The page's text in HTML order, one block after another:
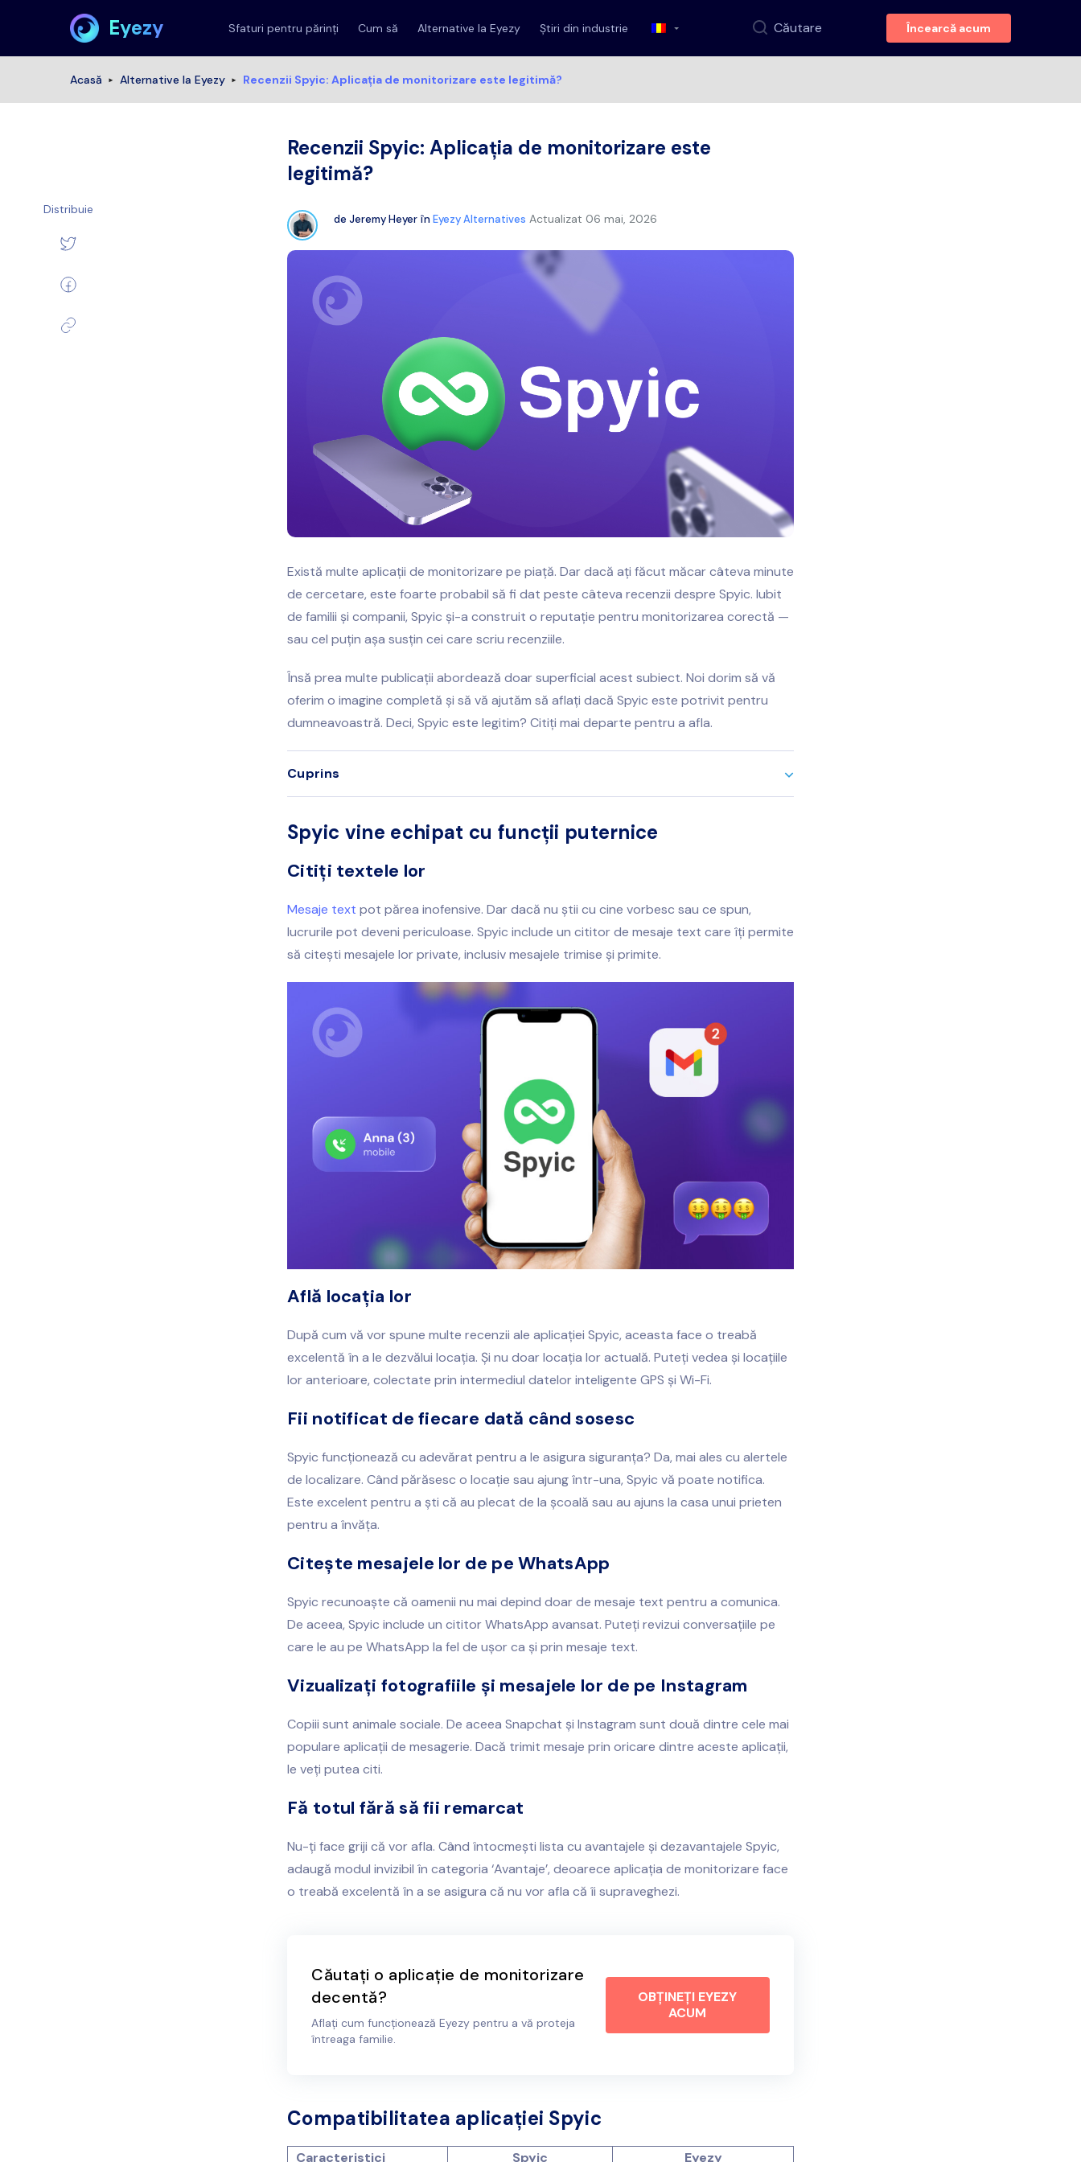
Eyezy Sfaturi pentru părinți Cum să Alternative la Eyezy Știri din industrie Căutare Încearcă acum
Acasă Alternative la Eyezy Recenzii Spyic: Aplicația de monitorizare este legitimă?
Recenzii Spyic: Aplicația de monitorizare este
legitimă?
de Jeremy Heyer în Eyezy Alternatives Actualizat 06 mai, 2026
Există multe aplicații de monitorizare pe piață. Dar dacă ați făcut măcar câteva minute
de cercetare, este foarte probabil să fi dat peste câteva recenzii despre Spyic. Iubit
de familii și companii, Spyic și-a construit o reputație pentru monitorizarea corectă —
sau cel puțin așa susțin cei care scriu recenziile.
Însă prea multe publicații abordează doar superficial acest subiect. Noi dorim să vă
oferim o imagine completă și să vă ajutăm să aflați dacă Spyic este potrivit pentru
dumneavoastră. Deci, Spyic este legitim? Citiți mai departe pentru a afla.
Cuprins
Spyic vine echipat cu funcții puternice
Citiți textele lor
Mesaje text pot părea inofensive. Dar dacă nu știi cu cine vorbesc sau ce spun,
lucrurile pot deveni periculoase. Spyic include un cititor de mesaje text care îți permite
să citești mesajele lor private, inclusiv mesajele trimise și primite.
Află locația lor
După cum vă vor spune multe recenzii ale aplicației Spyic, aceasta face o treabă
excelentă în a le dezvălui locația. Și nu doar locația lor actuală. Puteți vedea și locațiile
lor anterioare, colectate prin intermediul datelor inteligente GPS și Wi-Fi.
Fii notificat de fiecare dată când sosesc
Spyic funcționează cu adevărat pentru a le asigura siguranța? Da, mai ales cu alertele
de localizare. Când părăsesc o locație sau ajung într-una, Spyic vă poate notifica.
Este excelent pentru a ști că au plecat de la școală sau au ajuns la casa unui prieten
pentru a învăța.
Citește mesajele lor de pe WhatsApp
Spyic recunoaște că oamenii nu mai depind doar de mesaje text pentru a comunica.
De aceea, Spyic include un cititor WhatsApp avansat. Puteți revizui conversațiile pe
care le au pe WhatsApp la fel de ușor ca și prin mesaje text.
Vizualizați fotografiile și mesajele lor de pe Instagram
Copiii sunt animale sociale. De aceea Snapchat și Instagram sunt două dintre cele mai
populare aplicații de mesagerie. Dacă trimit mesaje prin oricare dintre aceste aplicații,
le veți putea citi.
Fă totul fără să fii remarcat
Nu-ți face griji că vor afla. Când întocmești lista cu avantajele și dezavantajele Spyic,
adaugă modul invizibil în categoria ‘Avantaje’, deoarece aplicația de monitorizare face
o treabă excelentă în a se asigura că nu vor afla că îi supraveghezi.
Căutați o aplicație de monitorizare
decentă?
Aflați cum funcționează Eyezy pentru a vă proteja
întreaga familie.
OBȚINEȚI EYEZY
ACUM
Compatibilitatea aplicației Spyic
Caracteristici Spyic
Eyezy
Distribuie